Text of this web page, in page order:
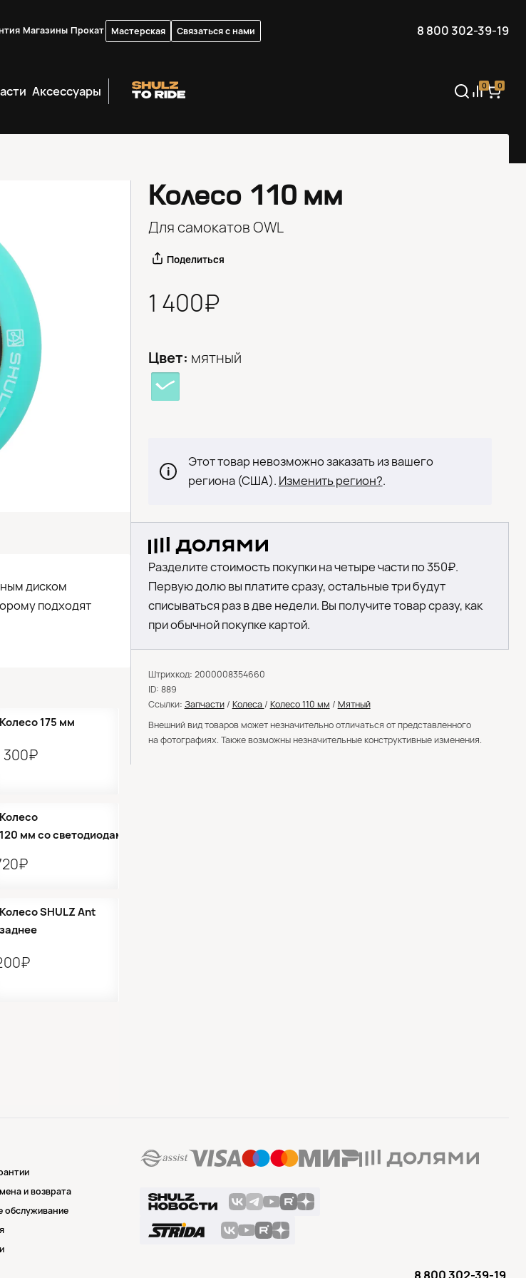
Магазины Прокат Мастерская Связаться с нами 8 800 302-39-19
Аксессуары 0 0
диском
подходят
Колесо 175 мм
300₽
Колесо
120 мм со светодиодами
Колесо SHULZ Ant
заднее
Колесо 110 мм
Для самокатов OWL
Поделиться
1 400₽
Цвет: мятный
Этот товар невозможно заказать из вашего
региона (США). Изменить регион?.
Разделите стоимость покупки на четыре части по 350₽.
Первую долю вы платите сразу, остальные три будут
списываться раз в две недели. Вы получите товар сразу, как
при обычной покупке картой.
Штрихкод: 2000008354660
ID: 889
Ссылки: Запчасти/ Колеса / Колесо 110 мм / Мятный
Внешний вид товаров может незначительно отличаться от представленного
на фотографиях. Также возможны незначительные конструктивные изменения.
и возврата
обслуживание